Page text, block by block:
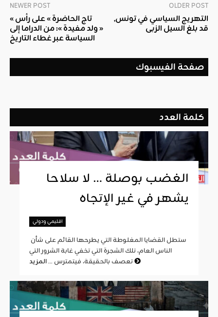
NEWER POST
« تاج الحاضرة » على رأس
« ولد مفيدة »: من الدراما إلى
السياسة عبر غطاء التاريخ
OLDER POST
التهريج السياسي في تونس,
قد بلغ السيل الزبى
صفحة الفيسبوك
كلمة العدد
الغضب بوصلة … لا سلاحا
يشهر في غير الإتجاه
اقليمي ودولي
الناس العام، تلك الشجرة التي تخفي غابة الشرور التي
تعصف بالحقيقة، فيتمترس ...